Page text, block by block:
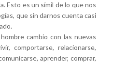
Esto es un símil de lo que nos
que sin darnos cuenta casi
cambio con las nuevas
comportarse, relacionarse,
aprender, comprar,